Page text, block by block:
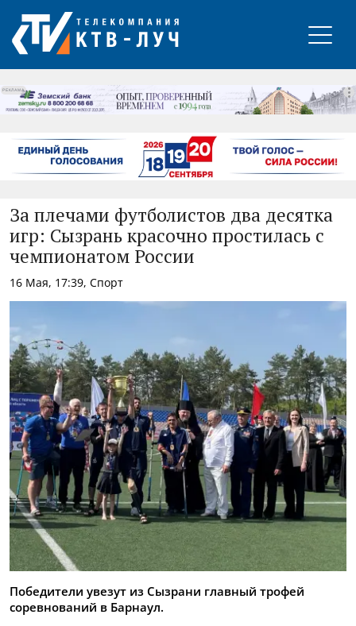
РЕКЛАМА
За плечами футболистов два десятка
игр: Сызрань красочно простилась с
чемпионатом России
16 Мая, 17:39, Спорт
Победители увезут из Сызрани главный трофей
соревнований в Барнаул.